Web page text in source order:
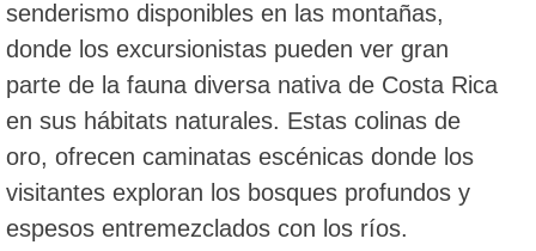
senderismo disponibles en las montañas,
donde los excursionistas pueden ver gran
parte de la fauna diversa nativa de Costa Rica
en sus hábitats naturales. Estas colinas de
oro, ofrecen caminatas escénicas donde los
visitantes exploran los bosques profundos y
espesos entremezclados con los ríos.